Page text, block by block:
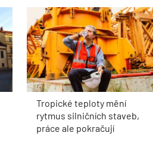
Tropické teploty mění
rytmus silničních staveb,
práce ale pokračují